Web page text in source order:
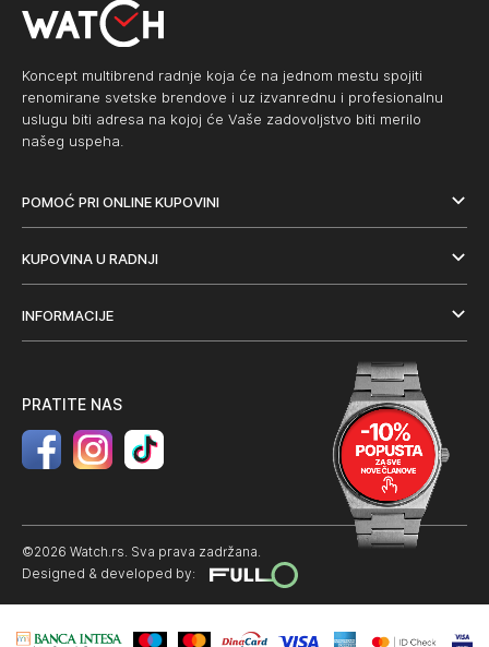
Koncept multibrend radnje koja će na jednom mestu spojiti
renomirane svetske brendove i uz izvanrednu i profesionalnu
uslugu biti adresa na kojoj će Vaše zadovoljstvo biti merilo
našeg uspeha.
POMOĆ PRI ONLINE KUPOVINI
KUPOVINA U RADNJI
INFORMACIJE
PRATITE NAS
©2026 Watch.rs. Sva prava zadržana.
Designed & developed by: